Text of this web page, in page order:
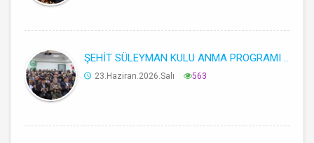
ŞEHİT SÜLEYMAN KULU ANMA PROGRAMI ..
23.Haziran.2026.Salı 563